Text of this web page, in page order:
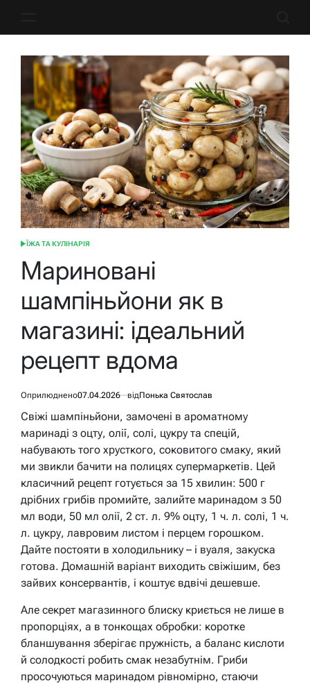
ОПУБЛІКУВАТИ
ЇЖА ТА КУЛІНАРІЯ
Мариновані
шампіньйони як в
магазині: ідеальний
рецепт вдома
Оприлюднено07.04.2026 відПонька Святослав
Свіжі шампіньйони, замочені в ароматному
маринаді з оцту, олії, солі, цукру та спецій,
набувають того хрусткого, соковитого смаку, який
ми звикли бачити на полицях супермаркетів. Цей
класичний рецепт готується за 15 хвилин: 500 г
дрібних грибів промийте, залийте маринадом з 50
мл води, 50 мл олії, 2 ст. л. 9% оцту, 1 ч. л. солі, 1 ч.
л. цукру, лавровим листом і перцем горошком.
Дайте постояти в холодильнику – і вуаля, закуска
готова. Домашній варіант виходить свіжішим, без
зайвих консервантів, і коштує вдвічі дешевше.
Але секрет магазинного блиску криється не лише в
пропорціях, а в тонкощах обробки: коротке
бланшування зберігає пружність, а баланс кислоти
й солодкості робить смак незабутнім. Гриби
просочуються маринадом рівномірно, стаючи